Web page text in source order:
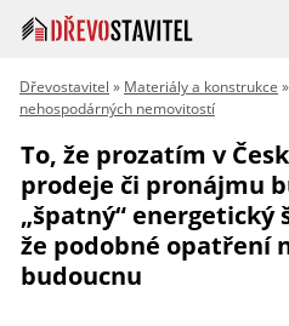
Dřevostavitel » Materiály a konstrukce »
nehospodárných nemovitostí
To, že prozatím v
prodeje či pronájmu
„špatný“ energetický
že podobné opatření
budoucnu